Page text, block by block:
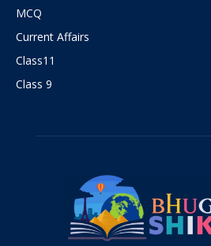
MCQ
Current Affairs
Class11
Class 9